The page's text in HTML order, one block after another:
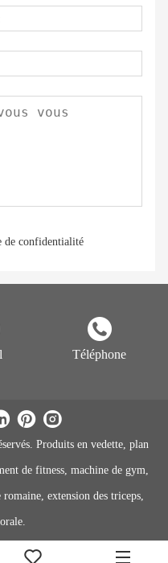
de confidentialité
Téléphone
Produits en vedette, plan
de fitness, machine de gym,
extension des triceps,